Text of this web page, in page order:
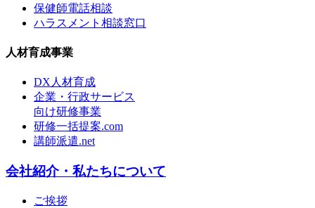
保健師電話相談
ハラスメント相談窓口
人材育成事業
DX人材育成
企業・行政サービス
向け研修事業
研修一括提案.com
講師派遣.net
会社紹介・私たちについて
ご挨拶